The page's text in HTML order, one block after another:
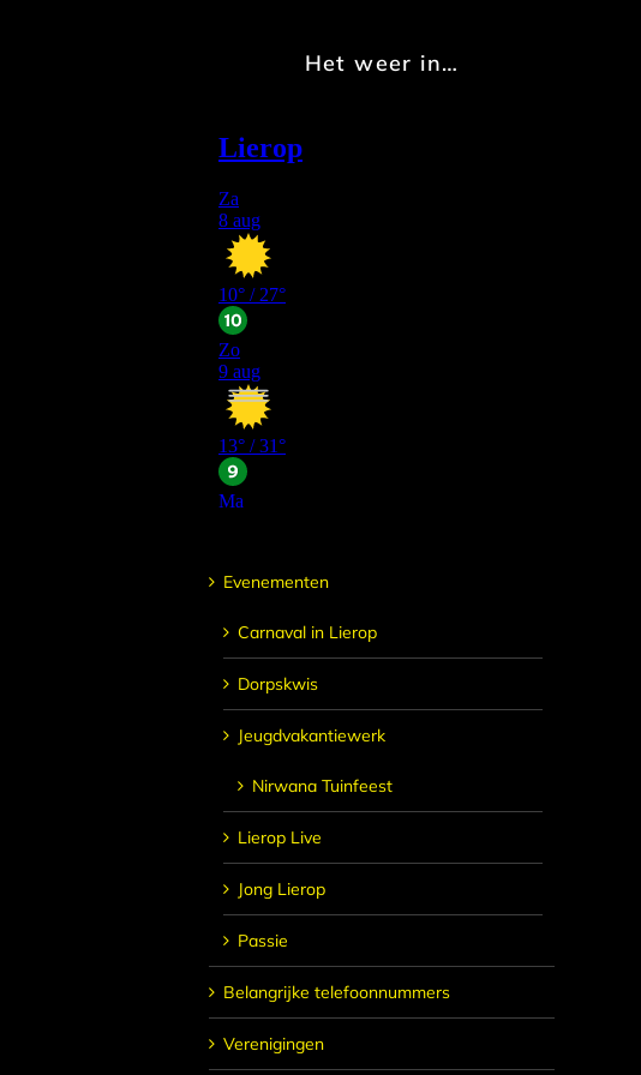
Het weer in…
Evenementen
Carnaval in Lierop
Dorpskwis
Jeugdvakantiewerk
Nirwana Tuinfeest
Lierop Live
Jong Lierop
Passie
Belangrijke telefoonnummers
Verenigingen